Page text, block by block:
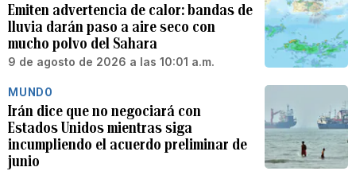
Emiten advertencia de calor: bandas de
lluvia darán paso a aire seco con
mucho polvo del Sahara
9 de agosto de 2026 a las 10:01 a.m.
MUNDO
Irán dice que no negociará con
Estados Unidos mientras siga
incumpliendo el acuerdo preliminar de
junio